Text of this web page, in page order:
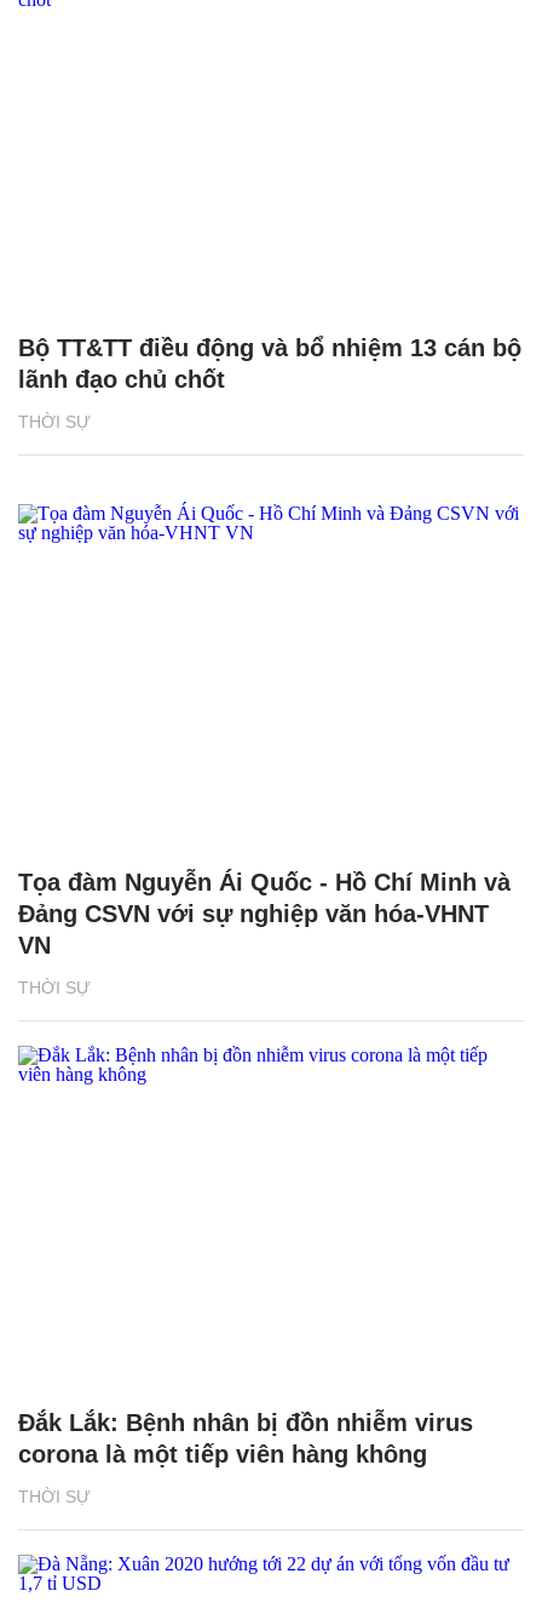
THỜI SỰ
Bộ TT&TT điều động và bổ nhiệm 13 cán bộ
lãnh đạo chủ chốt
THỜI SỰ
Tọa đàm Nguyễn Ái Quốc - Hồ Chí Minh và
Đảng CSVN với sự nghiệp văn hóa-VHNT
VN
THỜI SỰ
Đắk Lắk: Bệnh nhân bị đồn nhiễm virus
corona là một tiếp viên hàng không